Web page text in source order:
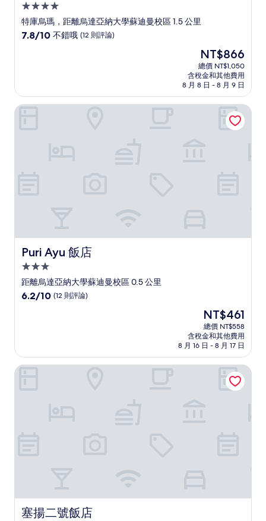
4.0
星
級
特庫烏瑪，距離烏達亞納大學蘇迪曼校區 1.5 公里
7.8
不
錯
7.8/10 不錯哦 (12 則評論)
現
在
價
格
為
NT$866
NT$866
總價 NT$1,050
含稅金和其他費用
8 月 8 日 - 8 月 9 日
Puri Ayu 飯店
Puri Ayu 飯店
3.0
星
級
距離烏達亞納大學蘇迪曼校區 0.5 公里
6.2
則
評
6.2/10 (12 則評論)
現
在
價
格
為
NT$461
NT$461
總價 NT$558
含稅金和其他費用
8 月 16 日 - 8 月 17 日
Puri Ayu 飯店
塞揚二號飯店
塞揚二號飯店
塞揚二號飯店